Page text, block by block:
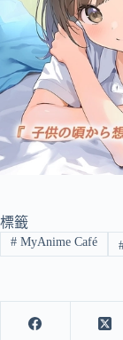
標籤
#MyAnime Café